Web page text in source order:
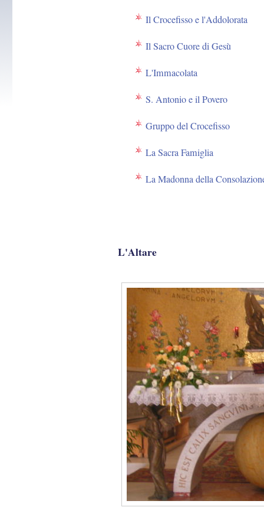
Il Crocefisso e l'Addolorata
Il Sacro Cuore di Gesù
L'Immacolata
S. Antonio e il Povero
Gruppo del Crocefisso
La Sacra Famiglia
La Madonna della
L'Altare